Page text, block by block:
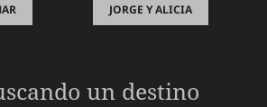
JORGE Y ALICIA
un destino